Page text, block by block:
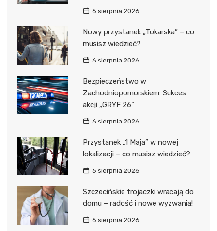
6 sierpnia 2026
Nowy przystanek „Tokarska” – co
musisz wiedzieć?
6 sierpnia 2026
Bezpieczeństwo w
Zachodniopomorskiem: Sukces
akcji „GRYF 26”
6 sierpnia 2026
Przystanek „1 Maja” w nowej
lokalizacji – co musisz wiedzieć?
6 sierpnia 2026
Szczecińskie trojaczki wracają do
domu – radość i nowe wyzwania!
6 sierpnia 2026